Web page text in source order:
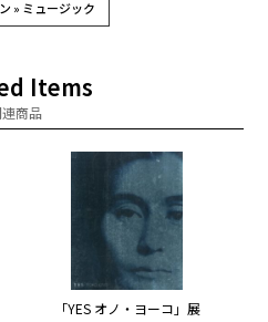
» ミュージック
Items
連商品
「YES オノ・ヨーコ」展